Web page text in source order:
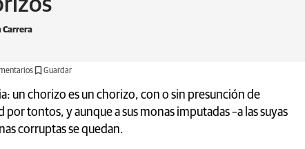
Carrera
Guardar
un chorizo es un chorizo, con o sin presunción de
tontos, y aunque a sus monas imputadas –a las suyas
corruptas se quedan.